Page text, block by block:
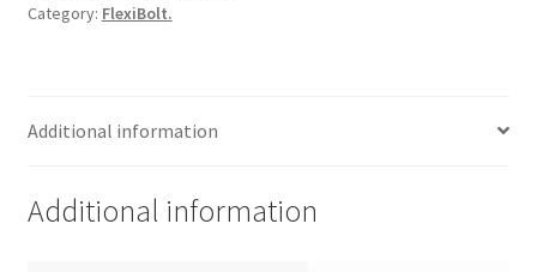
Category: FlexiBolt.
Additional information
Additional information